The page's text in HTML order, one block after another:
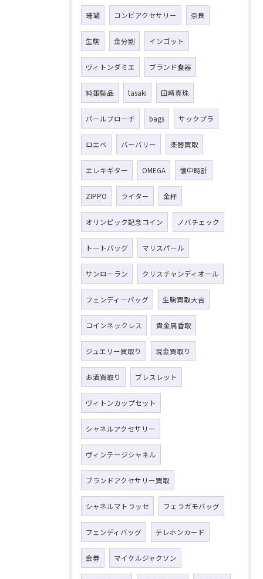
珊瑚 コンビアクセサリー 奈良
生駒 金分割 インゴット
ヴィトンダミエ ブランド食器
純銀製品 tasaki 田崎真珠
パールブローチ bags サックプラ
ロエベ バーバリー 楽器買取
エレキギター OMEGA 懐中時計
ZIPPO ライター 金杯
オリンピック記念コイン ノバチェック
トートバッグ マリスパール
サンローラン クリスチャンディオール
フェンディ―バッグ 生駒買取大吉
コインネックレス 貴金属香取
ジュエリー買取り 現金買取り
お酒買取り ブレスレット
ヴィトンカップセット
シャネルアクセサリー
ヴィンテージシャネル
ブランドアクセサリー買取
シャネルマトラッセ フェラガモバッグ
フェンディバッグ テレホンカード
金券 マイケルジャクソン